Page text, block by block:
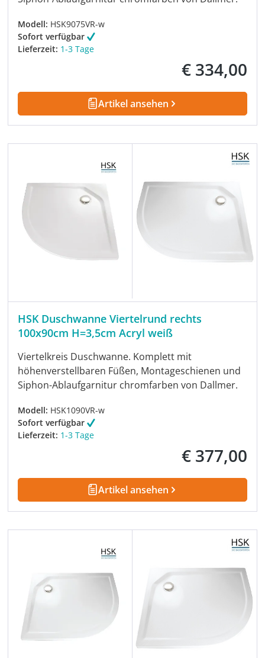
Modell: HSK9075VR-w
Sofort verfügbar
Lieferzeit: 1-3 Tage
Regulärer Preis:
€ 334,00
Artikel ansehen
HSK Duschwanne Viertelrund rechts
100x90cm H=3,5cm Acryl weiß
Viertelkreis Duschwanne. Komplett mit
höhenverstellbaren Füßen, Montageschienen und
Siphon-Ablaufgarnitur chromfarben von Dallmer.
Modell: HSK1090VR-w
Sofort verfügbar
Lieferzeit: 1-3 Tage
Regulärer Preis:
€ 377,00
Artikel ansehen